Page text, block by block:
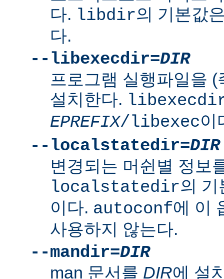
다. libdir의 기본값
다.
--libexecdir=DIR
프로그램 실행파일을
설치한다.
EPREFIX/libexec이
--localstatedir=DIR
변경되는 머쉰별 정보
localstatedir의
이다. autoconf에 이
사용하지 않는다.
--mandir=DIR
man 문서를 DIR에 설